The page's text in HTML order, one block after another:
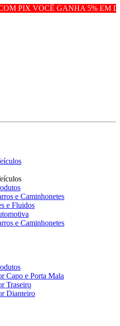
PIX VOCÊ GANHA 5% EM
e Caminhonetes
e Fluidos
e Caminhonetes
Capo e Porta Mala
Traseiro
Dianteiro